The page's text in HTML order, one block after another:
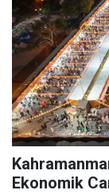
Ekonomik